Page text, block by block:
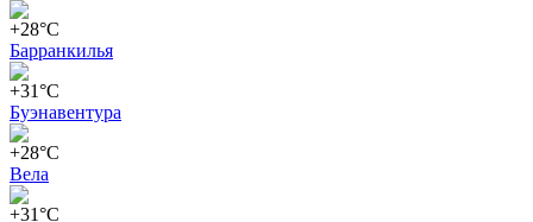
+28°C
Барранкилья
+31°C
Буэнавентура
+28°C
Вела
+31°C